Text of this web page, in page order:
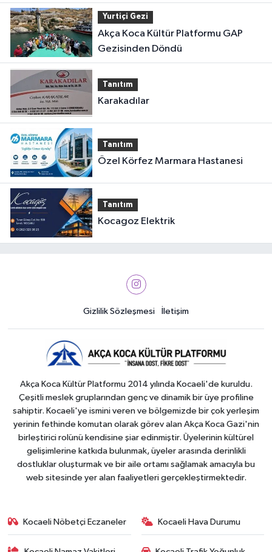
Yurtiçi Gezi
Akça Koca Kültür Platformu GAP
Gezisinden Döndü
Tanıtım
Karakadılar
Tanıtım
Özel Körfez Marmara Hastanesi
Tanıtım
Kocagoz Elektrik
Gizlilik Sözleşmesi İletişim
Akça Koca Kültür Platformu 2014 yılında Kocaeli'de kuruldu.
Çeşitli meslek gruplarından genç ve dinamik bir üye profiline
sahiptir. Kocaeli'ye ismini veren ve bölgemizde bir çok yerleşim
yerinin fethinde komutan olarak görev alan Akça Koca Gazi'nin
birleştirici rolünü kendisine şiar edinmiştir. Üyelerinin kültürel
gelişimlerine katkıda bulunmak, üyeler arasında derinlikli
dostluklar oluşturmak ve bir aile ortamı sağlamak amacıyla bu
web sitesinde yer alan faaliyetleri gerçekleştirmektedir.
Kocaeli Nöbetçi Eczaneler Kocaeli Hava Durumu